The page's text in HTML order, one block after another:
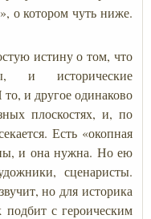
о котором чуть ниже.
истину о том, что
и исторические
и другое одинаково
плоскостях, и, по
Есть «окопная
и она нужна. Но ею
сценаристы.
но для историка
с героическим